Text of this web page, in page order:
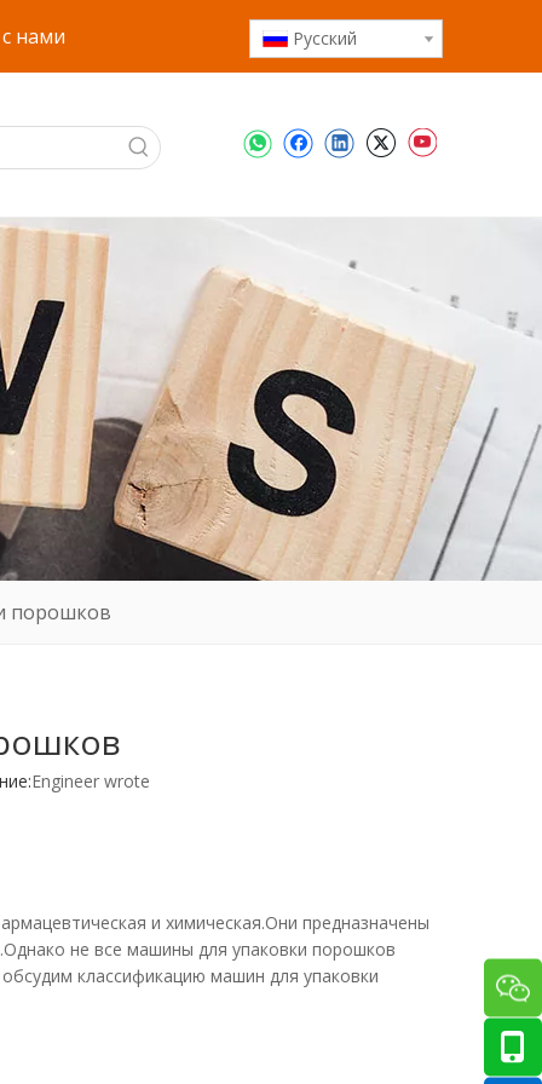
нами Pусский
порошков
Engineer wrote
и химическая.Они предназначены
не все машины для упаковки порошков
классификацию машин для упаковки